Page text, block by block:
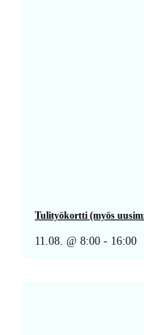
Tulityökortti (myös
11.08. @ 8:00 - 16:00